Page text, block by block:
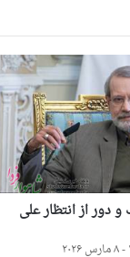
دور از انتظار علی